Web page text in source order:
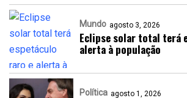
Mundo agosto 3, 2026
Eclipse solar total terá
alerta à população
Política agosto 1, 2026